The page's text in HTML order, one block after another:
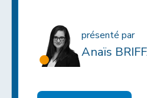
ISO 9001 v.2026 :
prévues pour son